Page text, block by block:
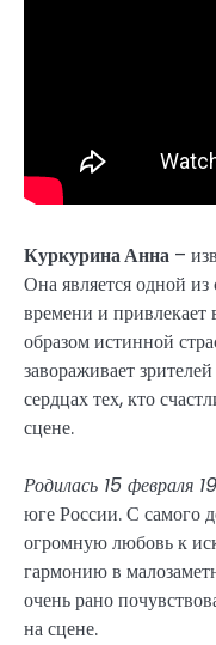
Куркурина Анна –
Она является одной
времени и
образом истинной
завораживает
сердцах тех, кто
сцене.
Родилась 15 февраля
юге России. С самого
огромную любовь к
гармонию в
очень рано
на сцене.